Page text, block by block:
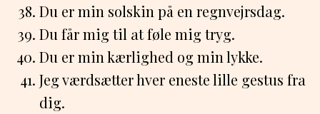
Du er min solskin på en regnvejrsdag.
Du får mig til at føle mig tryg.
Du er min kærlighed og min lykke.
Jeg værdsætter hver eneste lille gestus fra
dig.